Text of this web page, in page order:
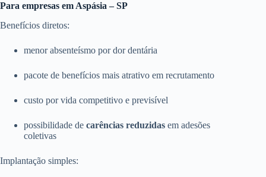
Para empresas em Aspásia – SP
Benefícios diretos:
menor absenteísmo por dor dentária
pacote de benefícios mais atrativo em recrutamento
custo por vida competitivo e previsível
possibilidade de carências reduzidas em adesões
coletivas
Implantação simples: